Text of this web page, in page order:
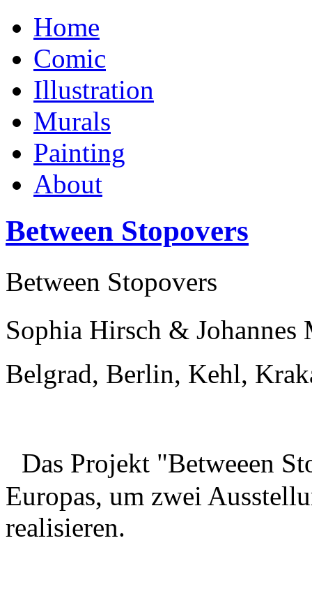
Home
Comic
Illustration
Murals
Painting
About
Between Stopovers
Between Stopovers
Sophia Hirsch &
Belgrad, Berlin, Kehl,
Das Projekt "Betweeen
Europas, um zwei
realisieren.